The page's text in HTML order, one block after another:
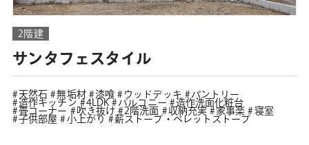
2階建
サンタフェスタイル
天然石 無垢材 漆喰 ウッドデッキ
パントリー
造作キッチン
4LDK バルコニー
造作洗面化粧台
畳コーナー
吹き抜け 2階洗面 収納充実 家事楽
寝室
子供部屋
小上がり 薪ストーブ・ペレットストーブ